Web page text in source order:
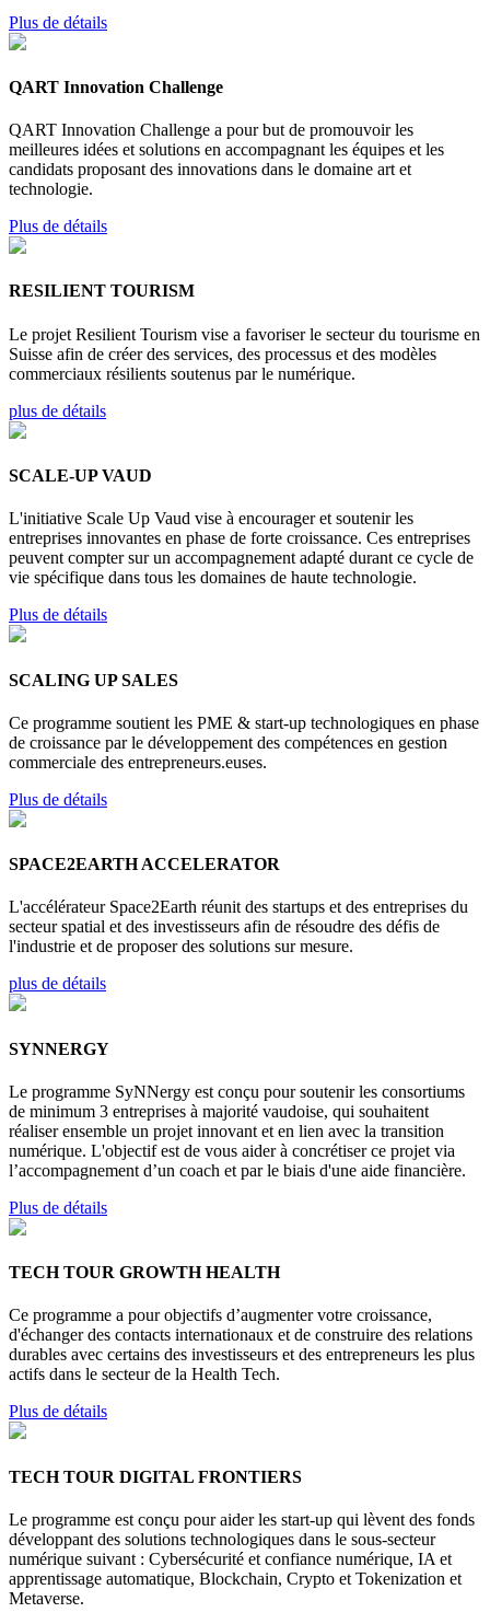
Plus de détails
QART Innovation Challenge
QART Innovation Challenge a pour but de promouvoir les
meilleures idées et solutions en accompagnant les équipes et les
candidats proposant des innovations dans le domaine art et
technologie.
Plus de détails
RESILIENT TOURISM
Le projet Resilient Tourism vise a favoriser le secteur du tourisme en
Suisse afin de créer des services, des processus et des modèles
commerciaux résilients soutenus par le numérique.
plus de détails
SCALE-UP VAUD
L'initiative Scale Up Vaud vise à encourager et soutenir les
entreprises innovantes en phase de forte croissance. Ces entreprises
peuvent compter sur un accompagnement adapté durant ce cycle de
vie spécifique dans tous les domaines de haute technologie.
Plus de détails
SCALING UP SALES
Ce programme soutient les PME & start-up technologiques en phase
de croissance par le développement des compétences en gestion
commerciale des entrepreneurs.euses.
Plus de détails
SPACE2EARTH ACCELERATOR
L'accélérateur Space2Earth réunit des startups et des entreprises du
secteur spatial et des investisseurs afin de résoudre des défis de
l'industrie et de proposer des solutions sur mesure.
plus de détails
SYNNERGY
Le programme SyNNergy est conçu pour soutenir les consortiums
de minimum 3 entreprises à majorité vaudoise, qui souhaitent
réaliser ensemble un projet innovant et en lien avec la transition
numérique. L'objectif est de vous aider à concrétiser ce projet via
l’accompagnement d’un coach et par le biais d'une aide financière.
Plus de détails
TECH TOUR GROWTH HEALTH
Ce programme a pour objectifs d’augmenter votre croissance,
d'échanger des contacts internationaux et de construire des relations
durables avec certains des investisseurs et des entrepreneurs les plus
actifs dans le secteur de la Health Tech.
Plus de détails
TECH TOUR DIGITAL FRONTIERS
Le programme est conçu pour aider les start-up qui lèvent des fonds
développant des solutions technologiques dans le sous-secteur
numérique suivant : Cybersécurité et confiance numérique, IA et
apprentissage automatique, Blockchain, Crypto et Tokenization et
Metaverse.